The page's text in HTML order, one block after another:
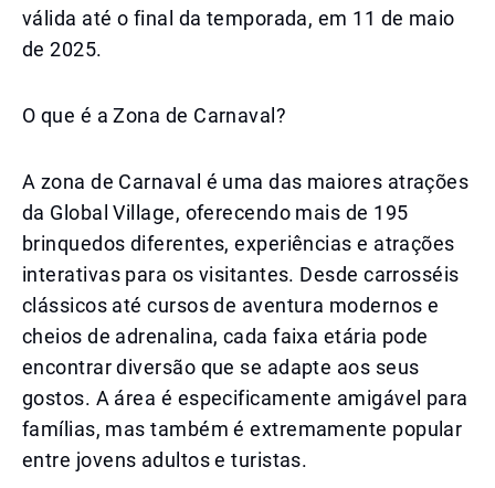
válida até o final da temporada, em 11 de maio
de 2025.
O que é a Zona de Carnaval?
A zona de Carnaval é uma das maiores atrações
da Global Village, oferecendo mais de 195
brinquedos diferentes, experiências e atrações
interativas para os visitantes. Desde carrosséis
clássicos até cursos de aventura modernos e
cheios de adrenalina, cada faixa etária pode
encontrar diversão que se adapte aos seus
gostos. A área é especificamente amigável para
famílias, mas também é extremamente popular
entre jovens adultos e turistas.